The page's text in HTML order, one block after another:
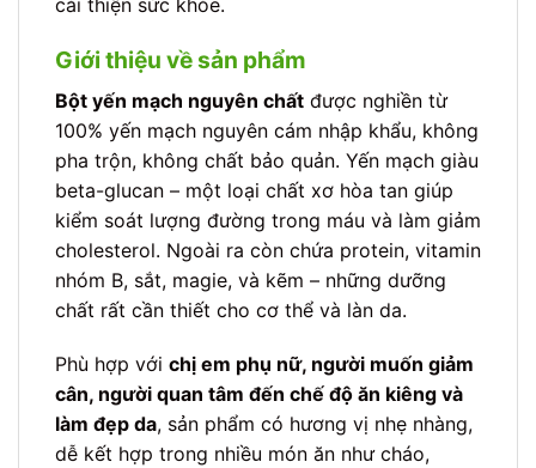
cải thiện sức khỏe.
Giới thiệu về sản phẩm
Bột yến mạch nguyên chất được nghiền từ
100% yến mạch nguyên cám nhập khẩu, không
pha trộn, không chất bảo quản. Yến mạch giàu
beta-glucan – một loại chất xơ hòa tan giúp
kiểm soát lượng đường trong máu và làm giảm
cholesterol. Ngoài ra còn chứa protein, vitamin
nhóm B, sắt, magie, và kẽm – những dưỡng
chất rất cần thiết cho cơ thể và làn da.
Phù hợp với chị em phụ nữ, người muốn giảm
cân, người quan tâm đến chế độ ăn kiêng và
làm đẹp da, sản phẩm có hương vị nhẹ nhàng,
dễ kết hợp trong nhiều món ăn như cháo,